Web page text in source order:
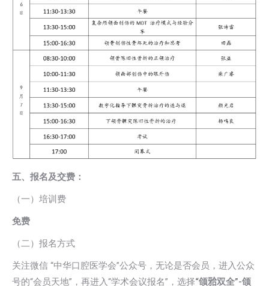
五、报名及交费：
（一）培训费
免费
（二）报名方式
关注微信 “中华口腔医学会”公众号，无论是否会员，进入公众
号的“会员天地”，再进入“学术会议报名”，选择“颌𬌗双全”-颌